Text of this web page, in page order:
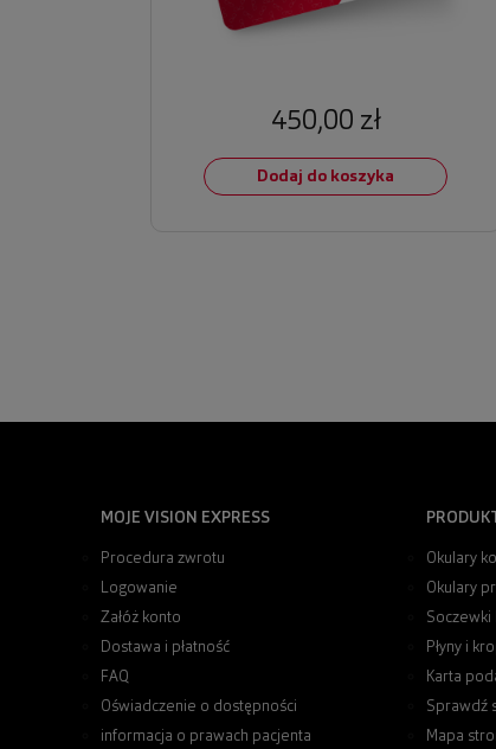
450,00 zł
Dodaj do koszyka
MOJE VISION EXPRESS
Procedura zwrotu
Logowanie
Załóż konto
Dostawa i płatność
FAQ
Oświadczenie o dostępności
informacja o prawach pacjenta
Okulary
Okulary
Soczewki
Płyny i
Karta
Sprawdź
Mapa